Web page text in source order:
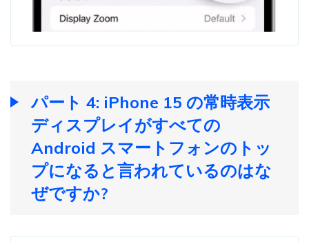
パート 4: iPhone 15 の常時表示
ディスプレイがすべての
Android スマートフォンのトッ
プになると言われているのはな
ぜですか?